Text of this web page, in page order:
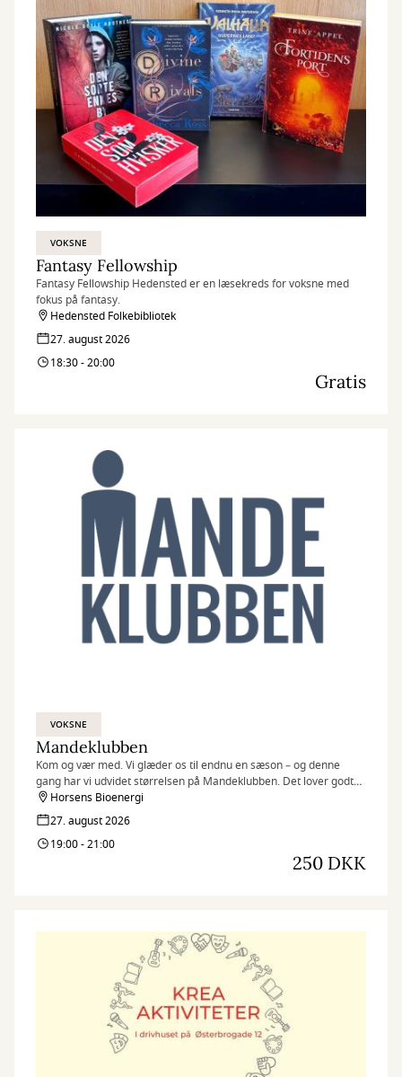
VOKSNE
Fantasy Fellowship
Fantasy Fellowship Hedensted er en læsekreds for voksne med
fokus på fantasy.
Hedensted Folkebibliotek
27. august 2026
18:30 - 20:00
Gratis
VOKSNE
Mandeklubben
Kom og vær med. Vi glæder os til endnu en sæson – og denne
gang har vi udvidet størrelsen på Mandeklubben. Det lover godt
for både fællesskab, grin
og gode oplevelser.
Horsens Bioenergi
27. august 2026
19:00 - 21:00
250 DKK